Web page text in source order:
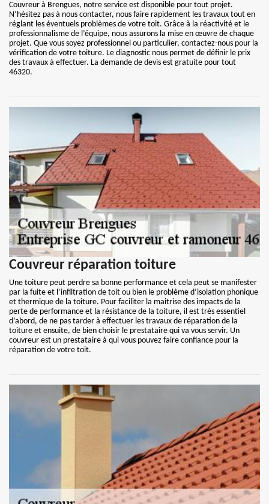
Couvreur à Brengues, notre service est disponible pour tout projet.
N’hésitez pas à nous contacter, nous faire rapidement les travaux tout en
réglant les éventuels problèmes de votre toit. Grâce à la réactivité et le
professionnalisme de l’équipe, nous assurons la mise en œuvre de chaque
projet. Que vous soyez professionnel ou particulier, contactez-nous pour la
vérification de votre toiture. Le diagnostic nous permet de définir le prix
des travaux à effectuer. La demande de devis est gratuite pour tout
46320.
Couvreur réparation toiture
Une toiture peut perdre sa bonne performance et cela peut se manifester
par la fuite et l’infiltration de toit ou bien le problème d’isolation phonique
et thermique de la toiture. Pour faciliter la maitrise des impacts de la
perte de performance et la résistance de la toiture, il est très essentiel
d’abord, de ne pas tarder à effectuer les travaux de réparation de la
toiture et ensuite, de bien choisir le prestataire qui va vous servir. Un
couvreur est un prestataire à qui vous pouvez faire confiance pour la
réparation de votre toit.